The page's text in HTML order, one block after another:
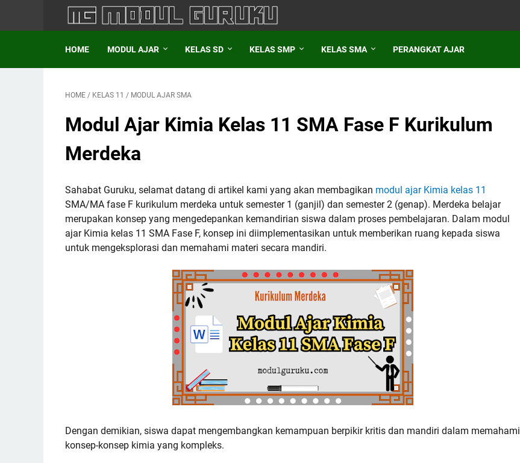
HOME MODUL AJAR KELAS SD KELAS SMP KELAS SMA PERANGKAT AJAR
HOME / KELAS 11 / MODUL AJAR SMA
Modul Ajar Kimia Kelas 11 SMA Fase F Kurikulum
Merdeka
Sahabat Guruku, selamat datang di artikel kami yang akan membagikan modul ajar Kimia kelas 11
SMA/MA fase F kurikulum merdeka untuk semester 1 (ganjil) dan semester 2 (genap). Merdeka belajar
merupakan konsep yang mengedepankan kemandirian siswa dalam proses pembelajaran. Dalam modul
ajar Kimia kelas 11 SMA Fase F, konsep ini diimplementasikan untuk memberikan ruang kepada siswa
untuk mengeksplorasi dan memahami materi secara mandiri.
Dengan demikian, siswa dapat mengembangkan kemampuan berpikir kritis dan mandiri dalam memahami
konsep-konsep kimia yang kompleks.